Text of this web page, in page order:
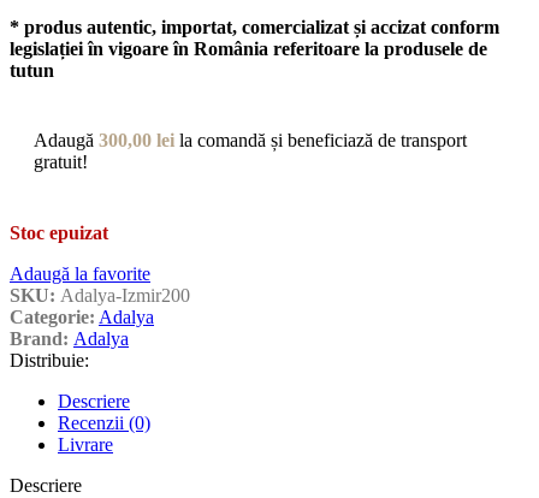
* produs autentic, importat, comercializat și accizat conform
legislației în vigoare în România referitoare la produsele de
tutun
Adaugă 300,00 lei la comandă și beneficiază de transport
gratuit!
Stoc epuizat
Adaugă la favorite
SKU: Adalya-Izmir200
Categorie: Adalya
Brand: Adalya
Distribuie:
Descriere
Recenzii (0)
Livrare
Descriere